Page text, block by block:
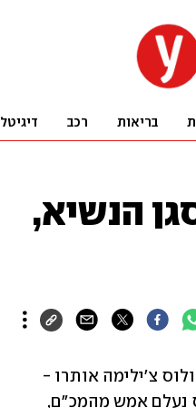
בריאות רכב דיגיטל
הנשיא,